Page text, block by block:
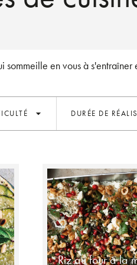
en vous à
arrow_drop_down DURÉE DE
Riz au four à la